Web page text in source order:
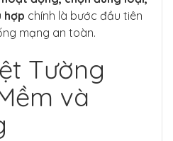
hợp chính là bước đầu tiên
mạng an toàn.
Tường
và